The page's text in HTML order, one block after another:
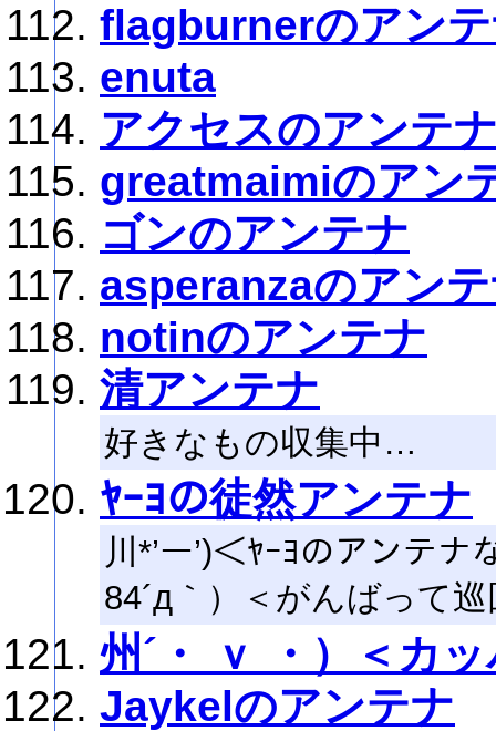
flagburnerのアン
enuta
アクセスのアンテ
greatmaimiのアン
ゴンのアンテナ
asperanzaのアン
notinのアンテナ
清アンテナ
好きなもの収集中…
ﾔｰﾖの徒然アンテナ
川*’ー’)＜ﾔｰﾖのアンテナ
84´д｀）＜がんばって
州´・ ｖ ・）＜カ
Jaykelのアンテナ